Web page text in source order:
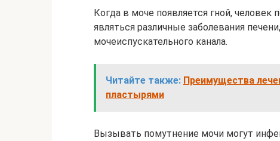
Когда в моче появляется гной, человек
являться различные заболевания
мочеиспускательного канала.
Читайте также: Преимущества
пластырями
Вызывать помутнение мочи могут